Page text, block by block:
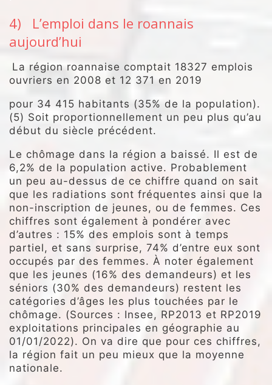
4) L’emploi dans le roannais
aujourd’hui
La région roannaise comptait 18327 emplois
ouvriers en 2008 et 12 371 en 2019
pour 34 415 habitants (35% de la population).
(5) Soit proportionnellement un peu plus qu’au
début du siècle précédent.
Le chômage dans la région a baissé. Il est de
6,2% de la population active. Probablement
un peu au-dessus de ce chiffre quand on sait
que les radiations sont fréquentes ainsi que la
non-inscription de jeunes, ou de femmes. Ces
chiffres sont également à pondérer avec
d’autres : 15% des emplois sont à temps
partiel, et sans surprise, 74% d’entre eux sont
occupés par des femmes. À noter également
que les jeunes (16% des demandeurs) et les
séniors (30% des demandeurs) restent les
catégories d’âges les plus touchées par le
chômage. (Sources : Insee, RP2013 et RP2019
exploitations principales en géographie au
01/01/2022). On va dire que pour ces chiffres,
la région fait un peu mieux que la moyenne
nationale.